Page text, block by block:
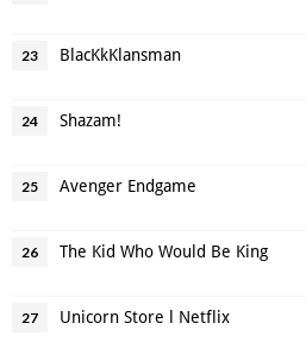
23 BlacKkKlansman
24 Shazam!
25 Avenger Endgame
26 The Kid Who Would Be King
27 Unicorn Store l Netflix